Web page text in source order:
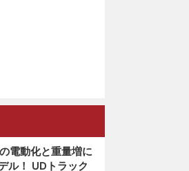
電動化と重量増に
ル！ UDトラック